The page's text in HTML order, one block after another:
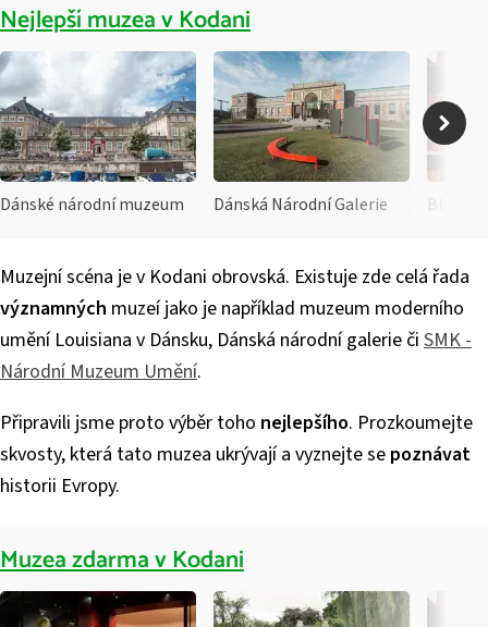
Nejlepší muzea v Kodani
Dánské národní muzeum Dánská Národní Galerie Black
Muzejní scéna je v Kodani obrovská. Existuje zde celá řada
významných muzeí jako je například muzeum moderního
umění Louisiana v Dánsku, Dánská národní galerie či SMK -
Národní Muzeum Umění.
Připravili jsme proto výběr toho nejlepšího. Prozkoumejte
skvosty, která tato muzea ukrývají a vyznejte se poznávat
historii Evropy.
Muzea zdarma v Kodani